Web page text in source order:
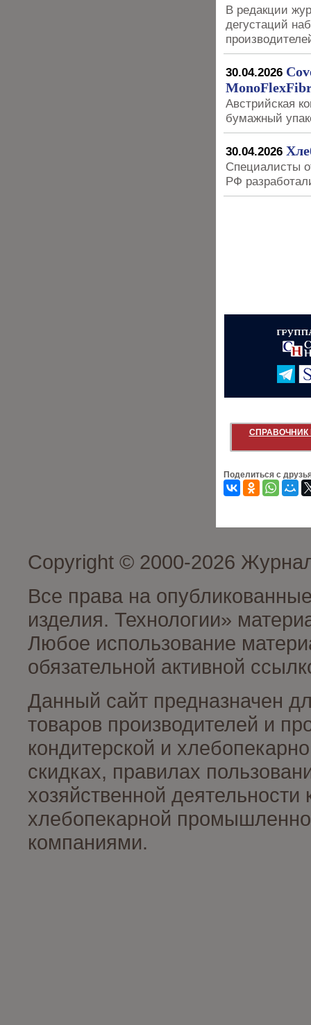
В редакции
дегустаций
30.04.2026
Австрийская
бумажный
30.04.2026
Специалисты
РФ
СПРАВОЧНИК
Поделиться с
Copyright © 2000-2026
Все права на
изделия. Технологии»
Любое использование
обязательной активной
Данный сайт предназначен
товаров производителей и
кондитерской и
скидках, правилах
хозяйственной
хлебопекарной
компаниями.